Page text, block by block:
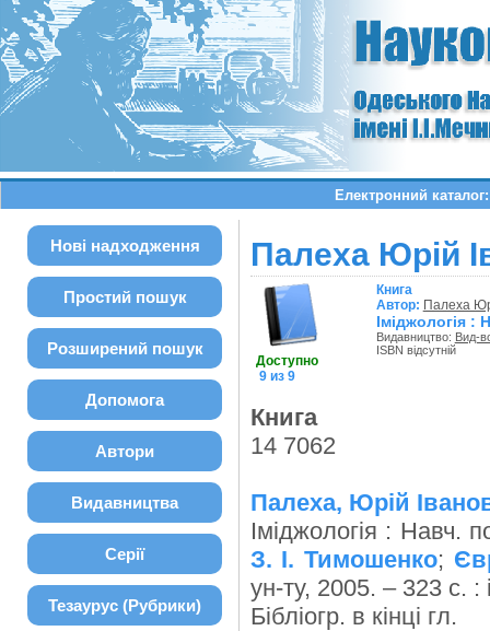
Електронний
Нові надходження
Простий пошук
Розширений пошук
Допомога
Автори
Видавництва
Серії
Тезаурус (Рубрики)
Палеха Юрій
Доступно
9 из 9
Книга
Автор: Палеха
Іміджологія :
Видавництво: Вид-
ISBN відсутній
Книга
14 7062
Палеха, Юрій
Іміджологія : Навч.
З. І. Тимошенко;
ун-ту, 2005. – 323 с. :
Бібліогр. в кінці гл.